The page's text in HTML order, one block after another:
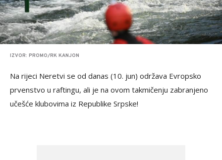
IZVOR: PROMO/RK KANJON
Na rijeci Neretvi se od danas (10. jun) održava Evropsko
prvenstvo u raftingu, ali je na ovom takmičenju zabranjeno
učešće klubovima iz Republike Srpske!